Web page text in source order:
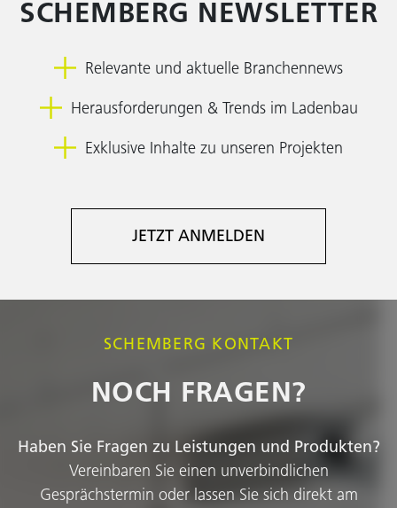
SCHEMBERG NEWSLETTER
Relevante und aktuelle Branchennews
Herausforderungen & Trends im Ladenbau
Exklusive Inhalte zu unseren Projekten
JETZT ANMELDEN
SCHEMBERG KONTAKT
NOCH FRAGEN?
Haben Sie Fragen zu Leistungen und Produkten?
Vereinbaren Sie einen unverbindlichen
Gesprächstermin oder lassen Sie sich direkt am